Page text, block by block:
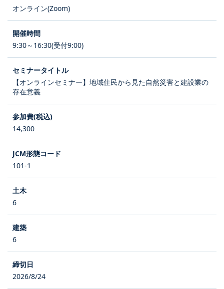
オンライン(Zoom)
9:30～16:30(受付9:00)
【オンラインセミナー】地域住民から見た自然災害と建設業の
存在意義
14,300
101-1
6
6
2026/8/24